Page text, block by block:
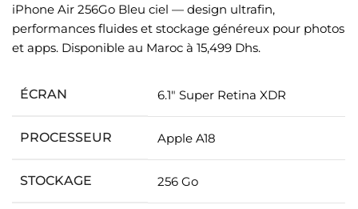
iPhone Air 256Go Bleu ciel — design ultrafin,
performances fluides et stockage généreux pour photos
et apps. Disponible au Maroc à 15,499 Dhs.
ÉCRAN 6.1″ Super Retina XDR
PROCESSEUR Apple A18
STOCKAGE 256 Go